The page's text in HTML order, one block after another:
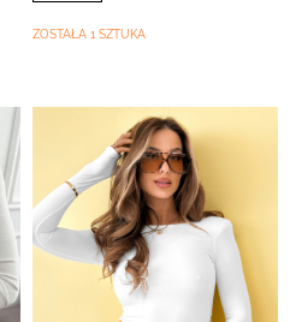
ZOSTAŁA 1 SZTUKA